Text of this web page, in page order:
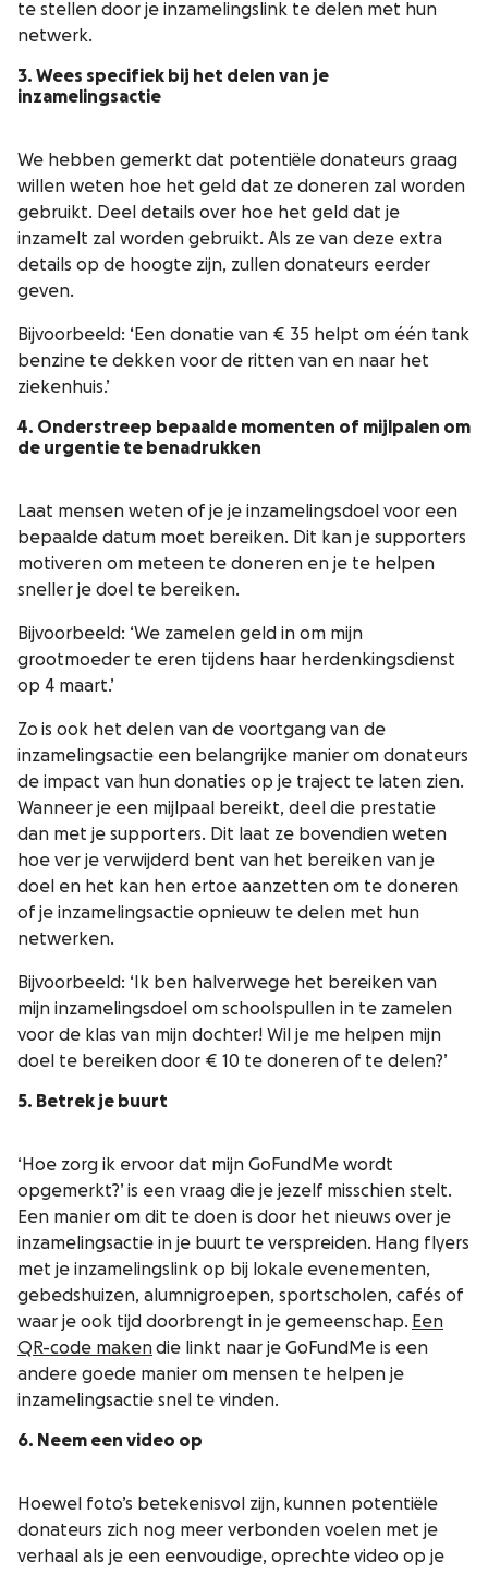
te stellen door je inzamelingslink te delen met hun
netwerk.
3. Wees specifiek bij het delen van je
inzamelingsactie
We hebben gemerkt dat potentiële donateurs graag
willen weten hoe het geld dat ze doneren zal worden
gebruikt. Deel details over hoe het geld dat je
inzamelt zal worden gebruikt. Als ze van deze extra
details op de hoogte zijn, zullen donateurs eerder
geven.
Bijvoorbeeld: ‘Een donatie van € 35 helpt om één tank
benzine te dekken voor de ritten van en naar het
ziekenhuis.’
4. Onderstreep bepaalde momenten of mijlpalen om
de urgentie te benadrukken
Laat mensen weten of je je inzamelingsdoel voor een
bepaalde datum moet bereiken. Dit kan je supporters
motiveren om meteen te doneren en je te helpen
sneller je doel te bereiken.
Bijvoorbeeld: ‘We zamelen geld in om mijn
grootmoeder te eren tijdens haar herdenkingsdienst
op 4 maart.’
Zo is ook het delen van de voortgang van de
inzamelingsactie een belangrijke manier om donateurs
de impact van hun donaties op je traject te laten zien.
Wanneer je een mijlpaal bereikt, deel die prestatie
dan met je supporters. Dit laat ze bovendien weten
hoe ver je verwijderd bent van het bereiken van je
doel en het kan hen ertoe aanzetten om te doneren
of je inzamelingsactie opnieuw te delen met hun
netwerken.
Bijvoorbeeld: ‘Ik ben halverwege het bereiken van
mijn inzamelingsdoel om schoolspullen in te zamelen
voor de klas van mijn dochter! Wil je me helpen mijn
doel te bereiken door € 10 te doneren of te delen?’
5. Betrek je buurt
‘Hoe zorg ik ervoor dat mijn GoFundMe wordt
opgemerkt?’ is een vraag die je jezelf misschien stelt.
Een manier om dit te doen is door het nieuws over je
inzamelingsactie in je buurt te verspreiden. Hang flyers
met je inzamelingslink op bij lokale evenementen,
gebedshuizen, alumnigroepen, sportscholen, cafés of
waar je ook tijd doorbrengt in je gemeenschap. Een
QR-code makendie linkt naar je GoFundMe is een
andere goede manier om mensen te helpen je
inzamelingsactie snel te vinden.
6. Neem een video op
Hoewel foto’s betekenisvol zijn, kunnen potentiële
donateurs zich nog meer verbonden voelen met je
verhaal als je een eenvoudige, oprechte video op je